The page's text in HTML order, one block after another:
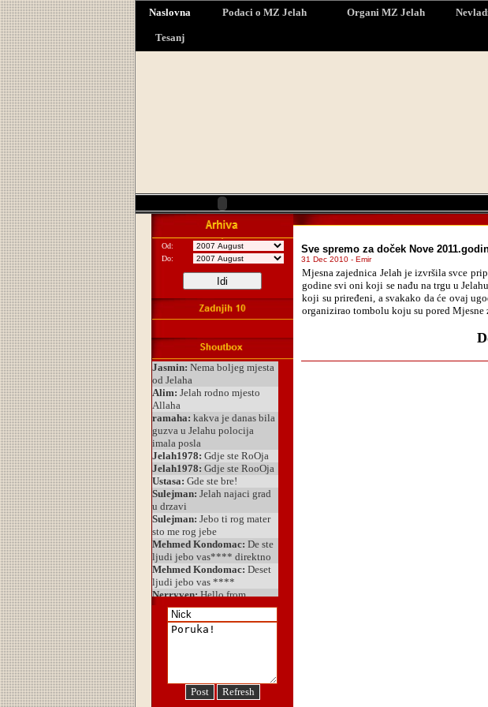
Naslovna Podaci o MZ Jelah Organi MZ Jelah
Tesanj
Od:
Do:
Sve spremo za doček Nove
31 Dec 2010 - Emir
Mjesna zajednica Jelah je izvršila svce
godine svi oni koji se nađu na trgu u
koji su priređeni, a svakako da će ovaj
organizirao tombolu koju su pored